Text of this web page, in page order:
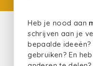
Heb je nood aan
schrijven aan je
bepaalde
gebruiken? En